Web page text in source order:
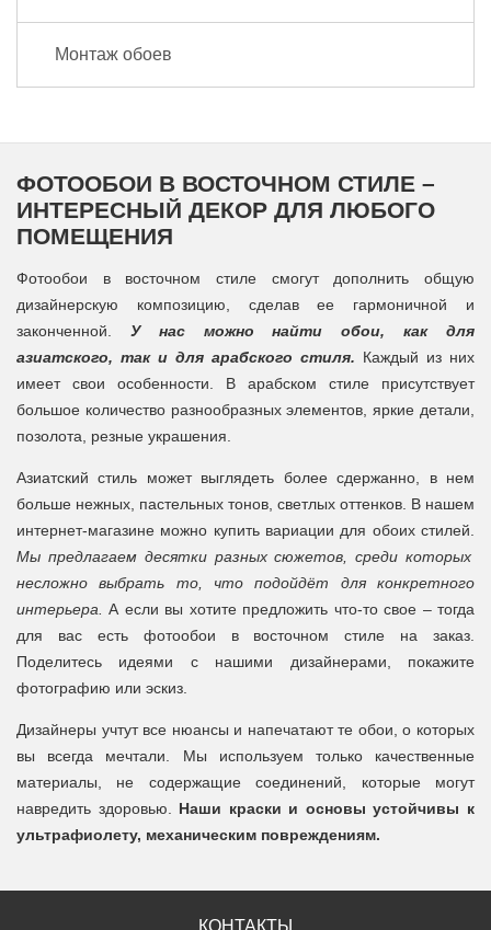
Монтаж обоев
ФОТООБОИ В ВОСТОЧНОМ СТИЛЕ –
ИНТЕРЕСНЫЙ ДЕКОР ДЛЯ ЛЮБОГО
ПОМЕЩЕНИЯ
Фотообои в восточном стиле смогут дополнить общую
дизайнерскую композицию, сделав ее гармоничной и
законченной.
У нас можно найти обои, как для
азиатского, так и для арабского стиля. Каждый из них
имеет свои особенности. В арабском стиле присутствует
большое количество разнообразных элементов, яркие детали,
позолота, резные украшения.
Азиатский стиль может выглядеть более сдержанно, в нем
больше нежных, пастельных тонов, светлых оттенков. В нашем
интернет-магазине можно купить вариации для обоих стилей.
Мы предлагаем десятки разных сюжетов, среди которых
несложно выбрать то, что подойдёт для конкретного
интерьера.
А если вы хотите предложить что-то свое – тогда
для вас есть фотообои в восточном стиле на заказ.
Поделитесь идеями с нашими дизайнерами, покажите
фотографию или эскиз.
Дизайнеры учтут все нюансы и напечатают те обои, о которых
вы всегда мечтали. Мы используем только качественные
материалы, не содержащие соединений, которые могут
навредить здоровью.
Наши краски и основы устойчивы к
ультрафиолету, механическим повреждениям.
КОНТАКТЫ